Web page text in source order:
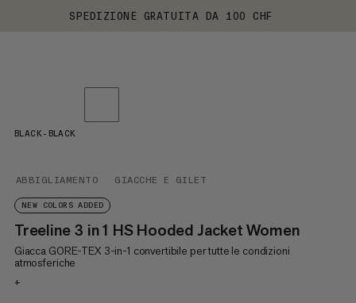
SPEDIZIONE GRATUITA DA 100 CHF
ABBIGLIAMENTO GIACCHE E GILET
NEW COLORS ADDED
Treeline 3 in 1 HS Hooded Jacket Women
Giacca GORE-TEX 3-in-1 convertibile per tutte le condizioni
atmosferiche
+
BLACK-BLACK